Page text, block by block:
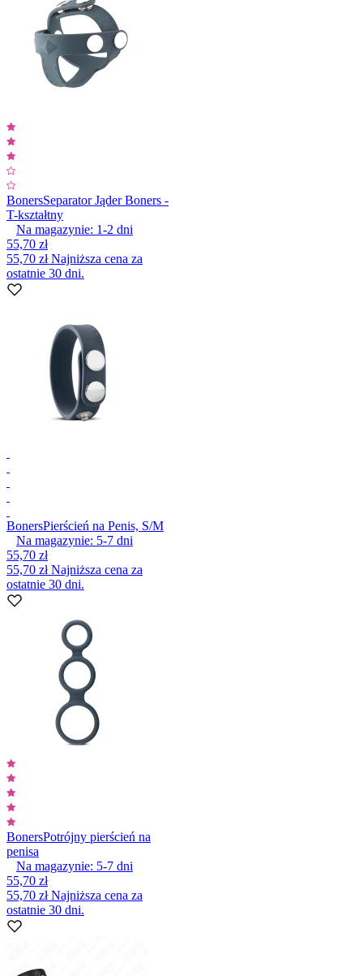
BonersSeparator Jąder Boners -
T-kształtny
Na magazynie: 1-2 dni
55,70 zł
55,70 złNajniższa cena za
ostatnie 30 dni.
BonersPierścień na Penis, S/M
Na magazynie: 5-7 dni
55,70 zł
55,70 złNajniższa cena za
ostatnie 30 dni.
BonersPotrójny pierścień na
penisa
Na magazynie: 5-7 dni
55,70 zł
55,70 złNajniższa cena za
ostatnie 30 dni.